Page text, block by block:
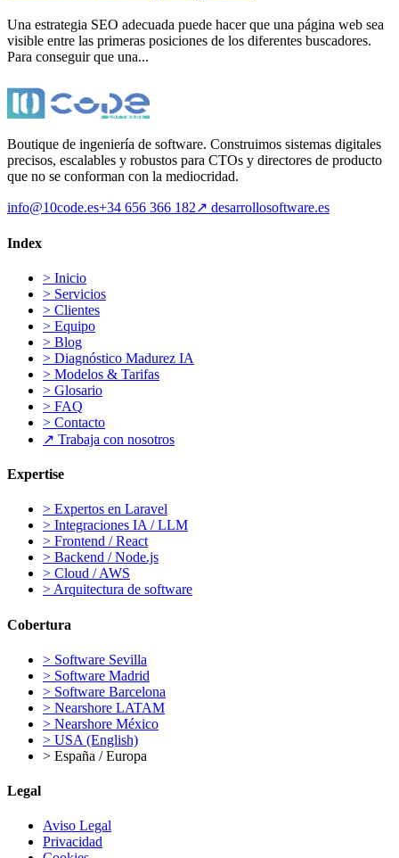
Una estrategia SEO adecuada puede hacer que una página web sea
visible entre las primeras posiciones de los diferentes buscadores.
Para conseguir que una...
Boutique de ingeniería de software. Construimos sistemas digitales
precisos, escalables y robustos para CTOs y directores de producto
que no se conforman con la mediocridad.
info@10code.es+34 656 366 182↗ desarrollosoftware.es
Index
> Inicio
> Servicios
> Clientes
> Equipo
> Blog
> Diagnóstico Madurez IA
> Modelos & Tarifas
> Glosario
> FAQ
> Contacto
↗ Trabaja con nosotros
Expertise
> Expertos en Laravel
> Integraciones IA / LLM
> Frontend / React
> Backend / Node.js
> Cloud / AWS
> Arquitectura de software
Cobertura
> Software Sevilla
> Software Madrid
> Software Barcelona
> Nearshore LATAM
> Nearshore México
> USA (English)
> España / Europa
Legal
Aviso Legal
Privacidad